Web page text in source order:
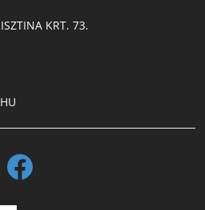
KRT. 73.